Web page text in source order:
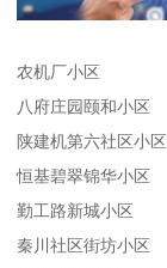
农机厂小区
八府庄园颐和小区
陕建机第六社区小区
恒基碧翠锦华小区
勤工路新城小区
秦川社区街坊小区